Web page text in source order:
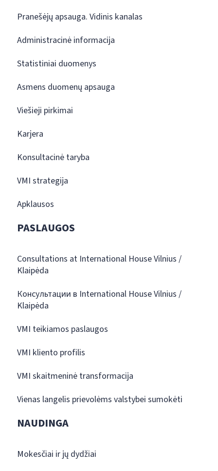
Pranešėjų apsauga. Vidinis kanalas
Administracinė informacija
Statistiniai duomenys
Asmens duomenų apsauga
Viešieji pirkimai
Karjera
Konsultacinė taryba
VMI strategija
Apklausos
PASLAUGOS
Consultations at International House Vilnius /
Klaipėda
Консультации в International House Vilnius /
Klaipėda
VMI teikiamos paslaugos
VMI kliento profilis
VMI skaitmeninė transformacija
Vienas langelis prievolėms valstybei sumokėti
NAUDINGA
Mokesčiai ir jų dydžiai